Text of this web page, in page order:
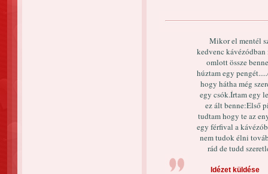
Mikor el mentél
kedvenc
omlott össze
húztam egy
hogy hátha még
egy csók.Írtam egy
ez ált benne:Első
tudtam hogy te az
egy férfival a
nem tudok élni
rád de tudd
Idézet küldése